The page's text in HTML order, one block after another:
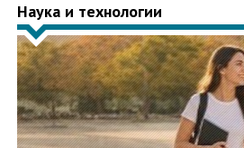
Наука и технологии